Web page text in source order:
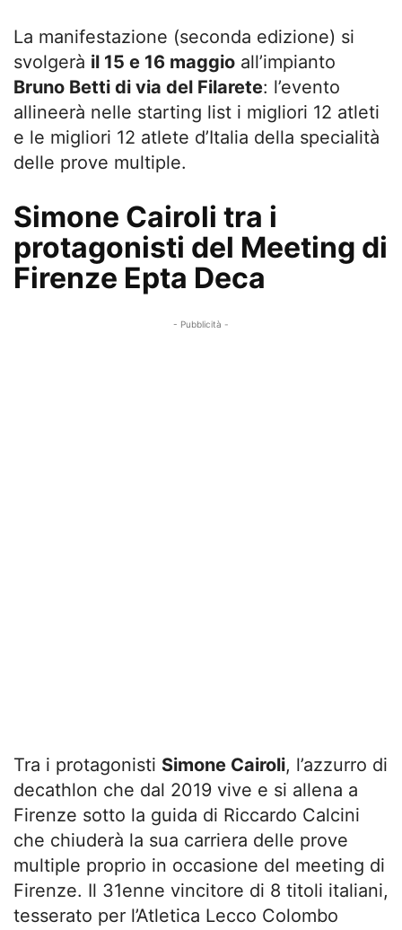
La manifestazione (seconda edizione) si
svolgerà il 15 e 16 maggio all’impianto
Bruno Betti di via del Filarete: l’evento
allineerà nelle starting list i migliori 12 atleti
e le migliori 12 atlete d’Italia della specialità
delle prove multiple.
Simone Cairoli tra i
protagonisti del Meeting di
Firenze Epta Deca
- Pubblicità -
Tra i protagonisti Simone Cairoli, l’azzurro di
decathlon che dal 2019 vive e si allena a
Firenze sotto la guida di Riccardo Calcini
che chiuderà la sua carriera delle prove
multiple proprio in occasione del meeting di
Firenze. Il 31enne vincitore di 8 titoli italiani,
tesserato per l’Atletica Lecco Colombo